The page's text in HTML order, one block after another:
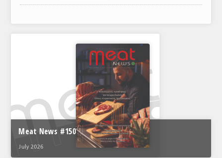
ΠΡΩΤΕΣ ΥΛΕΣ
ΕΞΟΠΛΙΣΜΟΣ
Meat News #150
July 2026